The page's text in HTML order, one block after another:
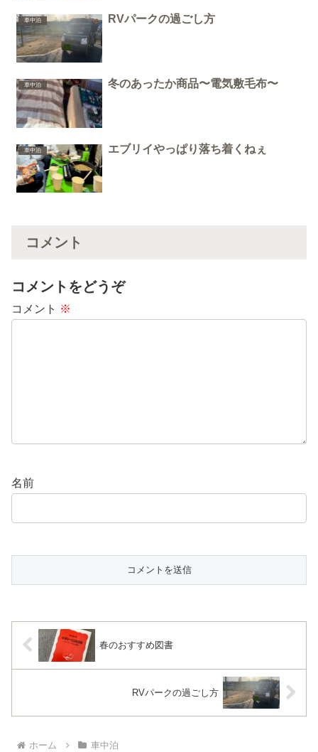
車中泊 RVパークの過ごし方
車中泊 冬のあったか商品〜電気敷毛布〜
車中泊 エブリイやっぱり落ち着くねぇ
コメント
コメントをどうぞ
コメント ※
名前
春のおすすめ図書
RVパークの過ごし方
ホーム 車中泊